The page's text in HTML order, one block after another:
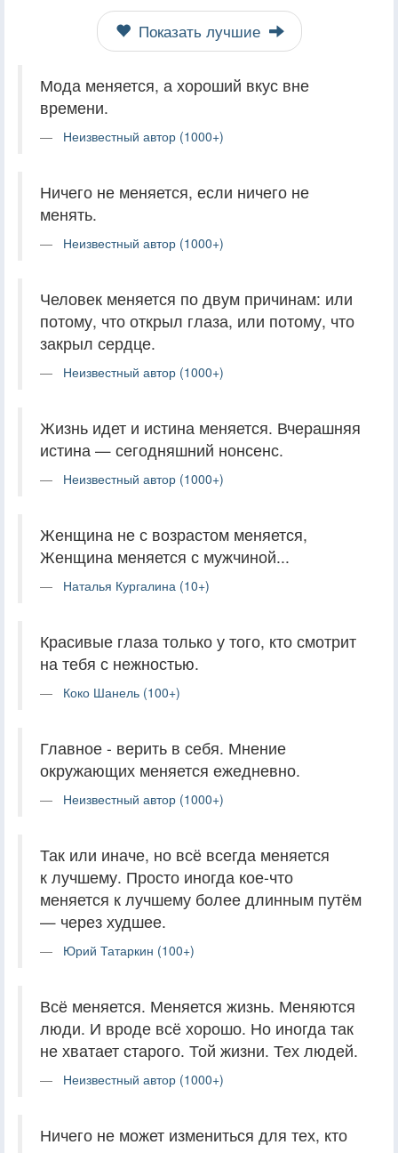
Показать лучшие
Мода меняется, а хороший вкус вне
времени.
Неизвестный автор (1000+)
Ничего не меняется, если ничего не
менять.
Неизвестный автор (1000+)
Человек меняется по двум причинам: или
потому, что открыл глаза, или потому, что
закрыл сердце.
Неизвестный автор (1000+)
Жизнь идет и истина меняется. Вчерашняя
истина — сегодняшний нонсенс.
Неизвестный автор (1000+)
Женщина не с возрастом меняется,
Женщина меняется с мужчиной...
Наталья Кургалина (10+)
Красивые глаза только у того, кто смотрит
на тебя с нежностью.
Коко Шанель (100+)
Главное - верить в себя. Мнение
окружающих меняется ежедневно.
Неизвестный автор (1000+)
Так или иначе, но всё всегда меняется
к лучшему. Просто иногда кое-что
меняется к лучшему более длинным путём
— через худшее.
Юрий Татаркин (100+)
Всё меняется. Меняется жизнь. Меняются
люди. И вроде всё хорошо. Но иногда так
не хватает старого. Той жизни. Тех людей.
Неизвестный автор (1000+)
Ничего не может измениться для тех, кто